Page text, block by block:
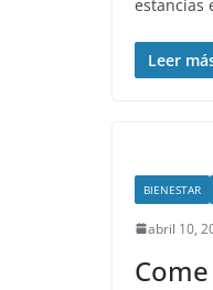
estancias
Leer
BIENESTAR
abril 10,